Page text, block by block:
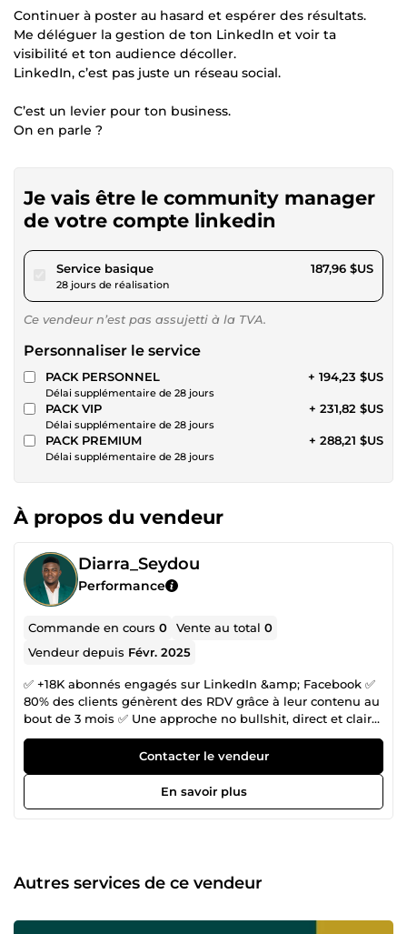
Continuer à poster au hasard et espérer des résultats.
Me déléguer la gestion de ton LinkedIn et voir ta
visibilité et ton audience décoller.
LinkedIn, c’est pas juste un réseau social.
C’est un levier pour ton business.
On en parle ?
Je vais être le community manager
de votre compte linkedin
Service basiquepour 173,24 $US
28 jours de réalisation
187,96 $US
Ce vendeur n’est pas assujetti à la TVA.
Personnaliser le service
PACK PERSONNEL
Délai supplémentaire de 28 jours
+ 194,23 $US
PACK VIP
Délai supplémentaire de 28 jours
+ 231,82 $US
PACK PREMIUM
Délai supplémentaire de 28 jours
+ 288,21 $US
À propos du vendeur
Diarra_Seydou
Performance
Commande en cours0 Vente au total0
Vendeur depuis Févr. 2025
✅ +18K abonnés engagés sur LinkedIn &amp; Facebook ✅
80% des clients génèrent des RDV grâce à leur contenu au
bout de 3 mois ✅ Une approche no bullshit, direct et clair
Tu es CEO, entrepreneur ou indépendant, et tu veux : Un
contenu qui vend, sans avoir l’air de vendre Une audience
qui t’écoute et qui achète Gagner du temps sans sacrifier
la qualité Ton contenu passe inaperçu ? 🔥 Ton expertise
est en or, mais tes posts font zéro impact. 🔥 Tu galères à
VESTE MAGIQUE J’écris pour toi des posts qui captivent,
qui engagent et qui convertissent. Pas du blabla. Pas du
Contacter le vendeur
En savoir plus
Autres services de ce vendeur